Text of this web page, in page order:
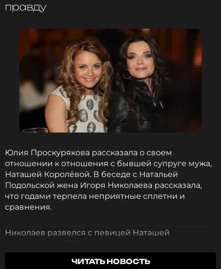
правду
Юлия Проскурякова рассказала о своем
отношении к отношения с бывшей супруге мужа,
Наташей Королёвой. В беседе с Натальей
Подольской жена Игоря Николаева рассказала,
что годами терпела неприятные сплетни и
сравнения.
Николаев развелся с певицей Наташей
музыкант женился на Проскуряковой, и у пары
родилась дочь Вероника. Однако поклонники до
ЧИТАТЬ НОВОСТЬ